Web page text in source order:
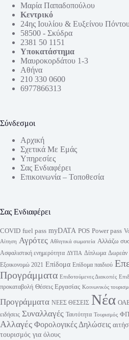
Μαρία Παπαδοπούλου
Κεντρικό
24ης Ιουλίου & Ευξείνου
58500 - Σκύδρα
2381 50 1151
Υποκατάστημα
Μαυροκορδάτου 1-3
Αθήνα
210 330 0600
6977866313
Σύνδεσμοι
Αρχική
Σχετικά Με Εμάς
Υπηρεσίες
Σας Ενδιαφέρει
Επικοινωνία – Τοποθεσία
Σας Ενδιαφέρει
COVID fuel pass myDATA POS Power pass
Αίτηση Αγρότες Αθλητικά σωματεία Αλλάζω
Ασφαλιστική ενημερότητα ΔΥΠΑ Δίπλωμα Δωρεάν
Εξοικονομώ 2021 Επίδομα Επίδομα παιδιού
Προγράμματα Επιδοτούμενες Διακοπές
προκαταβολή Θέσεις Εργασίας Κοινωνικός
Προγράμματα ΝΕΕΣ ΘΕΣΕΙΣ Νέα
ειδήσεις Συναλλαγές Ταυτότητα Τουρισμός
Αλλαγές Φορολογικές Δηλώσεις
τουρισμός για όλους